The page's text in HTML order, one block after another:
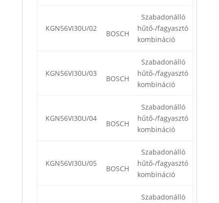
KGN56VI30U/02
BOSCH
Szabadonálló
hűtő-/fagyasztó
kombináció
KGN56VI30U/03
BOSCH
Szabadonálló
hűtő-/fagyasztó
kombináció
KGN56VI30U/04
BOSCH
Szabadonálló
hűtő-/fagyasztó
kombináció
KGN56VI30U/05
BOSCH
Szabadonálló
hűtő-/fagyasztó
kombináció
Szabadonálló